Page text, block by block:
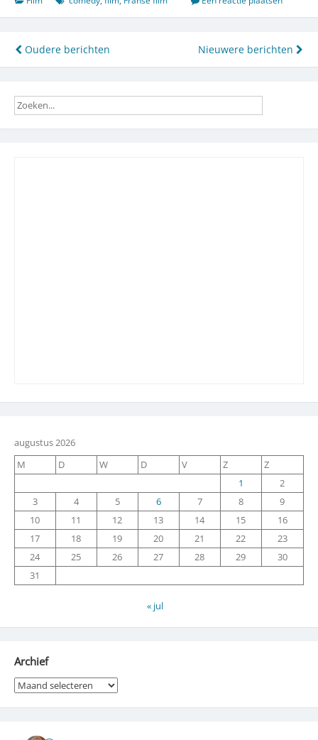
Berichtennavigatie
Oudere berichten Nieuwere berichten
augustus 2026
M
D W D V Z
Z
1
2
3
4 5 6 7 8
9
10
11 12 13 14 15
16
17
18 19 20 21 22
23
24
25 26 27 28 29
30
31
« jul
Archief
Archief